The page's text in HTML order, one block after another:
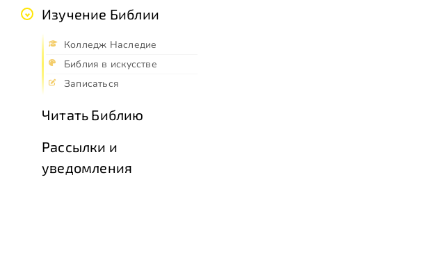
Изучение Библии
Колледж Наследие
Библия в искусстве
Записаться
Читать Библию
Рассылки и
уведомления